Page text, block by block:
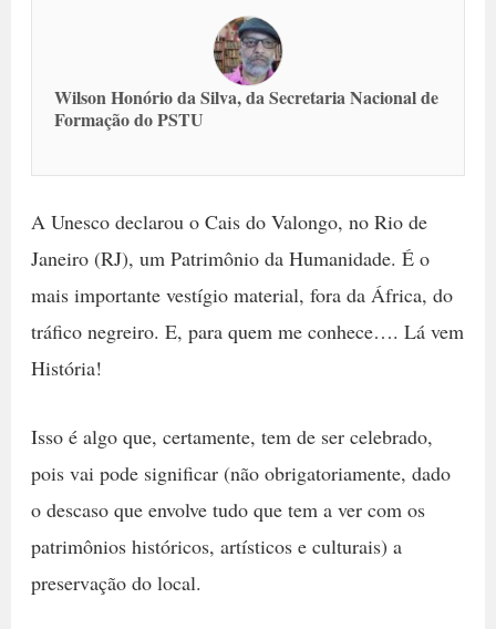
Wilson Honório da Silva, da Secretaria Nacional de
Formação do PSTU
A Unesco declarou o Cais do Valongo, no Rio de
Janeiro (RJ), um Patrimônio da Humanidade. É o
mais importante vestígio material, fora da África, do
tráfico negreiro. E, para quem me conhece…. Lá vem
História!
Isso é algo que, certamente, tem de ser celebrado,
pois vai pode significar (não obrigatoriamente, dado
o descaso que envolve tudo que tem a ver com os
patrimônios históricos, artísticos e culturais) a
preservação do local.